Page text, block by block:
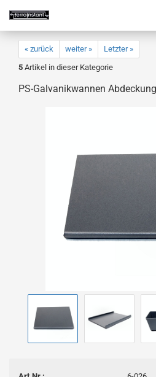
« zurück weiter »
Letzter »
5 Artikel in dieser Kategorie
PS-Galvanikwannen